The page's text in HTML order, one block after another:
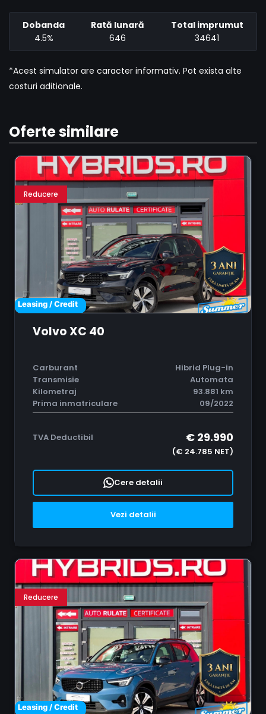
Dobanda
4.5%
Rată lunară
646
Total imprumut
34641
*Acest simulator are caracter informativ. Pot exista alte
costuri aditionale.
Oferte similare
Reducere
Leasing / Credit
Volvo XC 40
Carburant
Hibrid Plug-in
Transmisie
Automata
Kilometraj
93.881 km
Prima inmatriculare
09/2022
TVA Deductibil € 29.990
(€ 24.785 NET)
Cere detalii
Vezi detalii
Reducere
Leasing / Credit